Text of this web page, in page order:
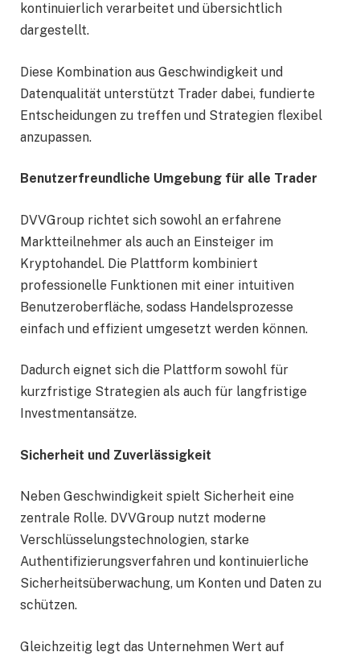
kontinuierlich verarbeitet und übersichtlich
dargestellt.
Diese Kombination aus Geschwindigkeit und
Datenqualität unterstützt Trader dabei, fundierte
Entscheidungen zu treffen und Strategien flexibel
anzupassen.
Benutzerfreundliche Umgebung für alle Trader
DVVGroup richtet sich sowohl an erfahrene
Marktteilnehmer als auch an Einsteiger im
Kryptohandel. Die Plattform kombiniert
professionelle Funktionen mit einer intuitiven
Benutzeroberfläche, sodass Handelsprozesse
einfach und effizient umgesetzt werden können.
Dadurch eignet sich die Plattform sowohl für
kurzfristige Strategien als auch für langfristige
Investmentansätze.
Sicherheit und Zuverlässigkeit
Neben Geschwindigkeit spielt Sicherheit eine
zentrale Rolle. DVVGroup nutzt moderne
Verschlüsselungstechnologien, starke
Authentifizierungsverfahren und kontinuierliche
Sicherheitsüberwachung, um Konten und Daten zu
schützen.
Gleichzeitig legt das Unternehmen Wert auf